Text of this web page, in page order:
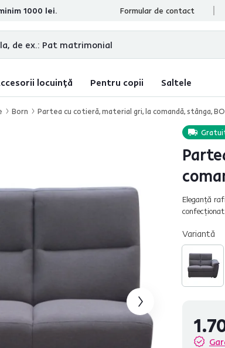
1000 lei. Formular de contact
locuință Pentru copii Saltele
Born Partea cu cotieră, material gri, la comandă, stânga,
Eleganţă
Variantă